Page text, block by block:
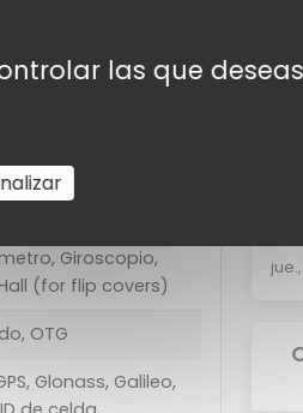
USB 2.0
Fi Direct, punto de
Giroscopio,
(for flip covers)
OTG
Glonass, Galileo,
las que deseas